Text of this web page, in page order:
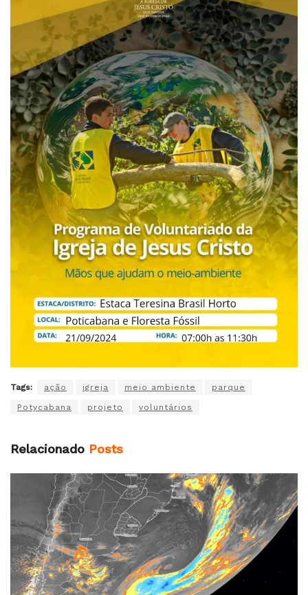
Tags: ação igreja meio ambiente parque
Potycabana projeto voluntários
Relacionado Posts